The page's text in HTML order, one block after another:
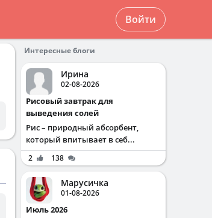
Войти
Интересные блоги
Ирина
02-08-2026
Рисовый завтрак для
выведения солей
Рис – природный абсорбент,
который впитывает в себ...
2 138
Марусичка
01-08-2026
Июль 2026